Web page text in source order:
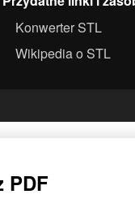
Konwerter STL
Wikipedia o STL
PDF